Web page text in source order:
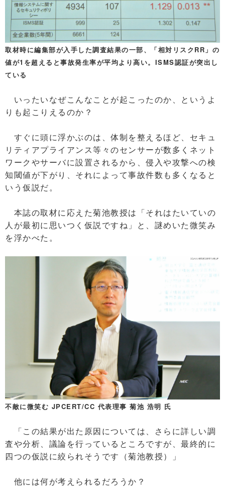
取材時に編集部が入手した調査結果の一部、「相対リスクRR」の
値が1を超えると事故発生率が平均より高い。ISMS認証が突出し
ている
いったいなぜこんなことが起こったのか、というよ
りも起こりえるのか？
すぐに頭に浮かぶのは、体制を整えるほど、セキュ
リティアプライアンス等々のセンサーが数多くネット
ワークやサーバに設置されるから、侵入や攻撃への検
知閾値が下がり、それによって事故件数も多くなると
いう仮説だ。
本誌の取材に応えた菊池教授は「それはたいていの
人が最初に思いつく仮説ですね」と、謎めいた微笑み
を浮かべた。
不敵に微笑む JPCERT/CC 代表理事 菊池 浩明 氏
「この結果が出た原因については、さらに詳しい調
査や分析、議論を行っているところですが、最終的に
四つの仮説に絞られそうです（菊池教授）」
他には何が考えられるだろうか？